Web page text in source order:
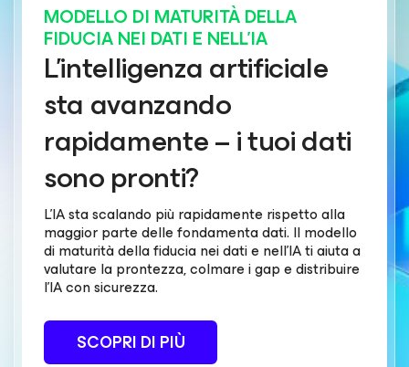
MODELLO DI MATURITÀ DELLA
FIDUCIA NEI DATI E NELL'IA
L’intelligenza artificiale
sta avanzando
rapidamente – i tuoi dati
sono pronti?
L'IA sta scalando più rapidamente rispetto alla
maggior parte delle fondamenta dati. Il modello
di maturità della fiducia nei dati e nell'IA ti aiuta a
valutare la prontezza, colmare i gap e distribuire
l'IA con sicurezza.
SCOPRI DI PIÙ